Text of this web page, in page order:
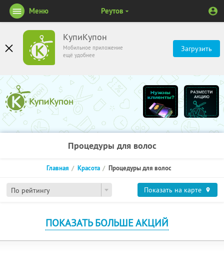
КупиКупон
Мобильное приложение
ещё удобнее
Загрузить
Меню Реутов
Процедуры для волос
По рейтингу
Главная Красота Процедуры для волос
Показать на карте
ПОКАЗАТЬ БОЛЬШЕ АКЦИЙ